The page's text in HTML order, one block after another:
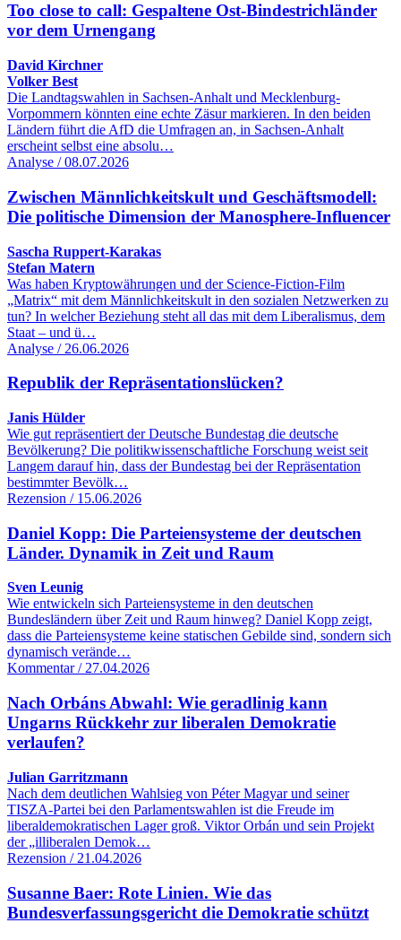
Too close to call: Gespaltene Ost-Bindestrichländer
vor dem Urnengang
David Kirchner
Volker Best
Die Landtagswahlen in Sachsen-Anhalt und Mecklenburg-
Vorpommern könnten eine echte Zäsur markieren. In den beiden
Ländern führt die AfD die Umfragen an, in Sachsen-Anhalt
erscheint selbst eine absolu…
Analyse / 08.07.2026
Zwischen Männlichkeitskult und Geschäftsmodell:
Die politische Dimension der Manosphere-Influencer
Sascha Ruppert-Karakas
Stefan Matern
Was haben Kryptowährungen und der Science-Fiction-Film
„Matrix“ mit dem Männlichkeitskult in den sozialen Netzwerken zu
tun? In welcher Beziehung steht all das mit dem Liberalismus, dem
Staat – und ü…
Analyse / 26.06.2026
Republik der Repräsentationslücken?
Janis Hülder
Wie gut repräsentiert der Deutsche Bundestag die deutsche
Bevölkerung? Die politikwissenschaftliche Forschung weist seit
Langem darauf hin, dass der Bundestag bei der Repräsentation
bestimmter Bevölk…
Rezension / 15.06.2026
Daniel Kopp: Die Parteiensysteme der deutschen
Länder. Dynamik in Zeit und Raum
Sven Leunig
Wie entwickeln sich Parteiensysteme in den deutschen
Bundesländern über Zeit und Raum hinweg? Daniel Kopp zeigt,
dass die Parteiensysteme keine statischen Gebilde sind, sondern sich
dynamisch verände…
Kommentar / 27.04.2026
Nach Orbáns Abwahl: Wie geradlinig kann
Ungarns Rückkehr zur liberalen Demokratie
verlaufen?
Julian Garritzmann
Nach dem deutlichen Wahlsieg von Péter Magyar und seiner
TISZA-Partei bei den Parlamentswahlen ist die Freude im
liberaldemokratischen Lager groß. Viktor Orbán und sein Projekt
der „illiberalen Demok…
Rezension / 21.04.2026
Susanne Baer: Rote Linien. Wie das
Bundesverfassungsgericht die Demokratie schützt